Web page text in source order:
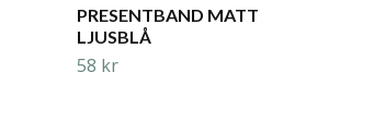
PRESENTBAND MATT
LJUSBLÅ
58 kr